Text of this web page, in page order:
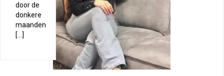
door de
donkere
maanden
[…]